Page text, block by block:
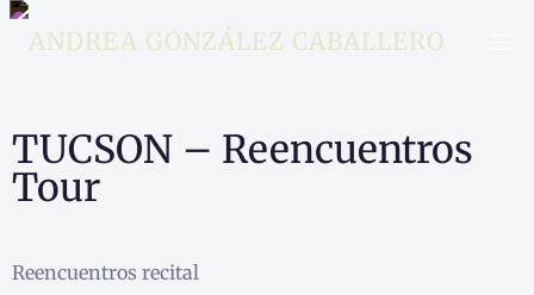
TUCSON – Reencuentros
Tour
Reencuentros recital